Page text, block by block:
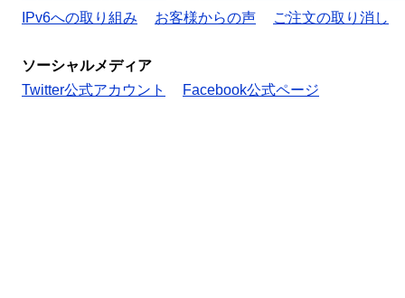
IPv6への取り組み
お客様からの声 ご注文の取り消し
ソーシャルメディア
Twitter公式アカウント
Facebook公式ページ